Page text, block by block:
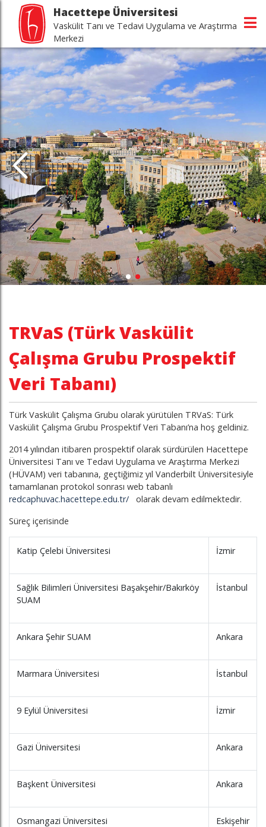
Hacettepe Üniversitesi
Vaskülit Tanı ve Tedavi Uygulama ve Araştırma
Merkezi
TRVaS (Türk Vaskülit
Çalışma Grubu Prospektif
Veri Tabanı)
Türk Vaskülit Çalışma Grubu olarak yürütülen TRVaS: Türk
Vaskülit Çalışma Grubu Prospektif Veri Tabanı’na hoş geldiniz.
2014 yılından itibaren prospektif olarak sürdürülen Hacettepe
Üniversitesi Tanı ve Tedavi Uygulama ve Araştırma Merkezi
(HÜVAM) veri tabanına, geçtiğimiz yıl Vanderbilt Üniversitesiyle
tamamlanan protokol sonrası web tabanlı
redcaphuvac.hacettepe.edu.tr/ olarak devam edilmektedir.
Süreç içerisinde
Katip Çelebi Üniversitesi İzmir
Sağlık Bilimleri Üniversitesi Başakşehir/Bakırköy
SUAM
İstanbul
Ankara Şehir SUAM Ankara
Marmara Üniversitesi İstanbul
9 Eylül Üniversitesi İzmir
Gazi Üniversitesi Ankara
Başkent Üniversitesi Ankara
Osmangazi Üniversitesi Eskişehir